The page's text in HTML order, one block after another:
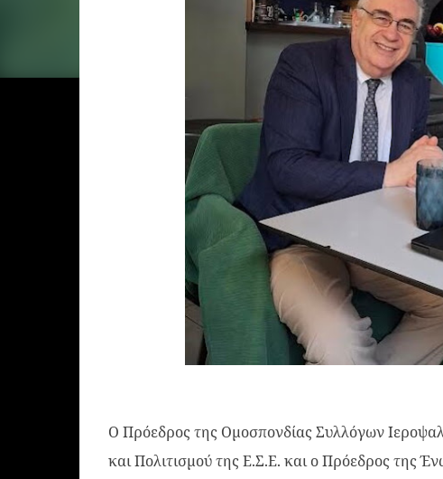
Ο Πρόεδρος της Ομοσπονδίας Συλλόγων
και Πολιτισμού της Ε.Σ.Ε. και ο Πρόεδρος της